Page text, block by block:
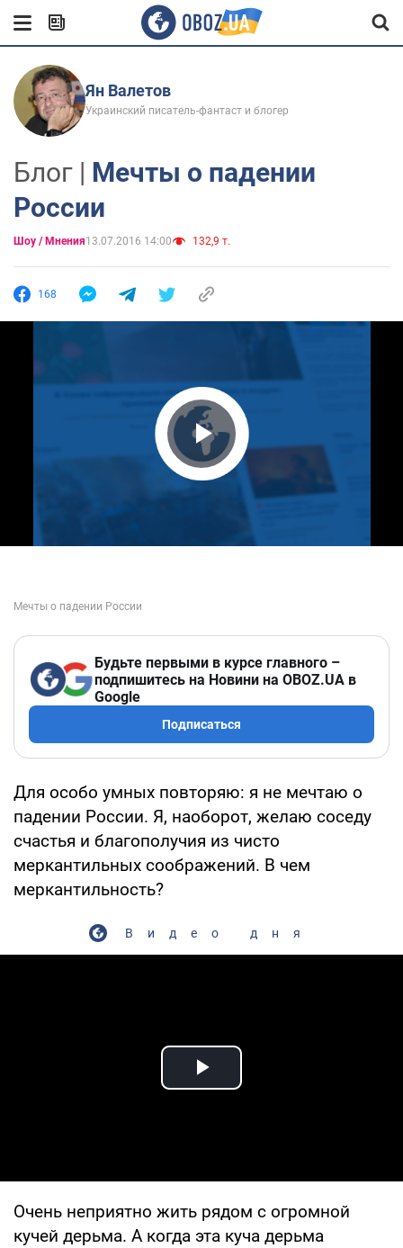
Ян Валетов
Украинский писатель-фантаст и блогер
Блог | Мечты о падении
России
Шоу / Мнения13.07.2016 14:00 132,9 т.
168
Play Video
Будьте первыми в курсе главного –
подпишитесь на Новини на OBOZ.UA в
Google
Подписаться
Для особо умных повторяю: я не мечтаю о
падении России. Я, наоборот, желаю соседу
счастья и благополучия из чисто
меркантильных соображений. В чем
меркантильность?
Видео дня
Play Video
Очень неприятно жить рядом с огромной
кучей дерьма. А когда эта куча дерьма